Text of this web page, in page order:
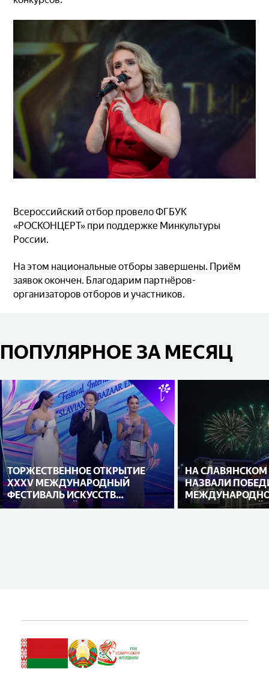
Всероссийский отбор провело ФГБУК
«РОСКОНЦЕРТ» при поддержке Минкультуры
России.
На этом национальные отборы завершены. Приём
заявок окончен. Благодарим партнёров-
организаторов отборов и участников.
ПОПУЛЯРНОЕ ЗА МЕСЯЦ
ТОРЖЕСТВЕННОЕ ОТКРЫТИЕ
XXXV МЕЖДУНАРОДНЫЙ
ФЕСТИВАЛЬ ИСКУССТВ
«СЛАВЯНСКИЙ БАЗАР В
НА СЛАВЯНСКОМ
НАЗВАЛИ
ИСПОЛНИТЕЛЕЙ